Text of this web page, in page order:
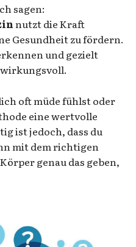
sagen:
nutzt die Kraft
Gesundheit zu fördern.
und gezielt
wirkungsvoll.
oft müde fühlst oder
eine wertvolle
ist jedoch, dass du
mit dem richtigen
genau das geben,